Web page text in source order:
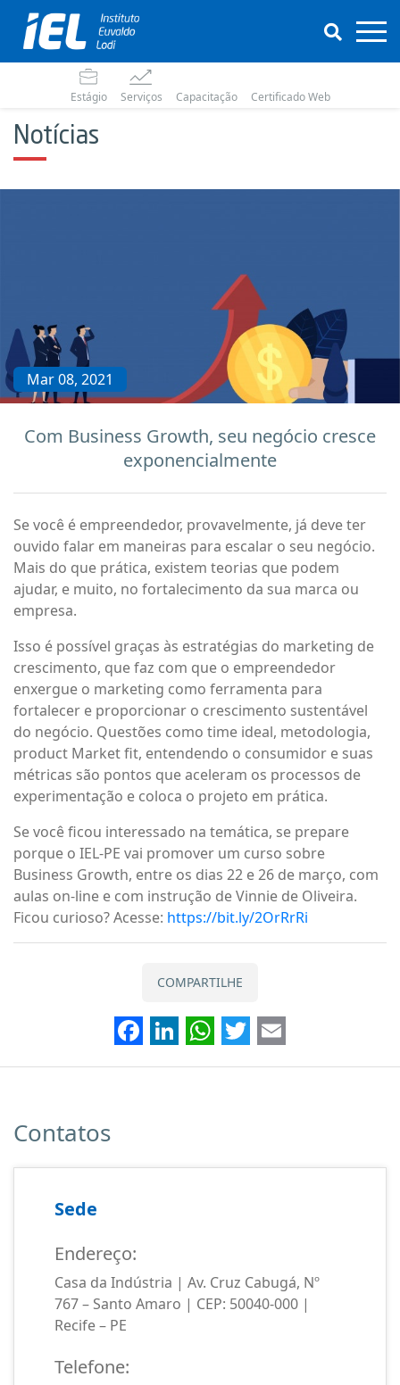
Estágio Serviços Capacitação Certificado Web
Notícias
Mar 08, 2021
Com Business Growth, seu negócio cresce
exponencialmente
Se você é empreendedor, provavelmente, já deve ter
ouvido falar em maneiras para escalar o seu negócio.
Mais do que prática, existem teorias que podem
ajudar, e muito, no fortalecimento da sua marca ou
empresa.
Isso é possível graças às estratégias do marketing de
crescimento, que faz com que o empreendedor
enxergue o marketing como ferramenta para
fortalecer e proporcionar o crescimento sustentável
do negócio. Questões como time ideal, metodologia,
product Market fit, entendendo o consumidor e suas
métricas são pontos que aceleram os processos de
experimentação e coloca o projeto em prática.
Se você ficou interessado na temática, se prepare
porque o IEL-PE vai promover um curso sobre
Business Growth, entre os dias 22 e 26 de março, com
aulas on-line e com instrução de Vinnie de Oliveira.
Ficou curioso? Acesse: https://bit.ly/2OrRrRi
COMPARTILHE
Facebook
LinkedIn
WhatsApp
Twitter
Contatos
Sede
Endereço:
Casa da Indústria | Av. Cruz Cabugá, Nº
767 – Santo Amaro | CEP: 50040-000 |
Recife – PE
Telefone: